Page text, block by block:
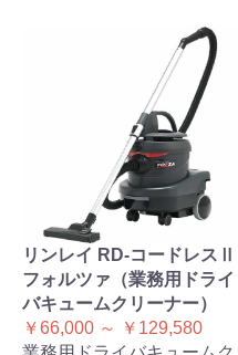
リンレイ RD-コードレスⅡ
フォルツァ（業務用ドライ
バキュームクリーナー）
￥66,000 ～ ￥129,580